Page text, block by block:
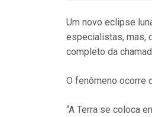
Um novo eclipse
especialistas, mas,
completo da
O fenômeno ocorre
“A Terra se coloca